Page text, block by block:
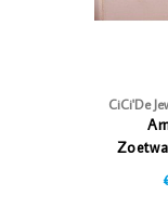
CiCi'De